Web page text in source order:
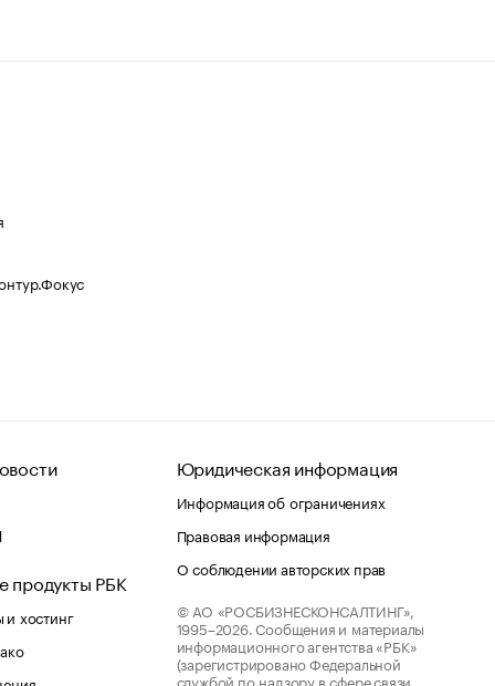
продукты РБК
хостинг
Юридическая информация
Информация об ограничениях
Правовая информация
О соблюдении авторских прав
© АО «РОСБИЗНЕСКОНСАЛТИНГ»,
1995–2026. Сообщения и материалы
информационного агентства «РБК»
(зарегистрировано Федеральной
службой по надзору в сфере связи,